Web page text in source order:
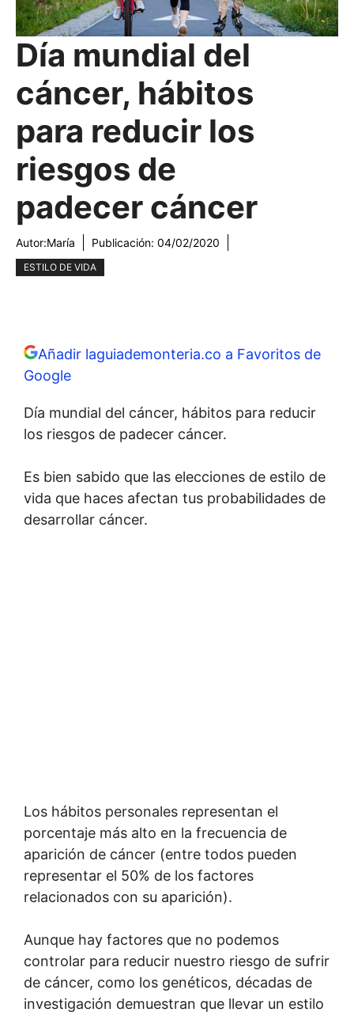
Día mundial del
cáncer, hábitos
para reducir los
riesgos de
padecer cáncer
Autor:María Publicación: 04/02/2020
ESTILO DE VIDA
Añadir laguiademonteria.co a Favoritos de
Google
Día mundial del cáncer, hábitos para reducir
los riesgos de padecer cáncer.
Es bien sabido que las elecciones de estilo de
vida que haces afectan tus probabilidades de
desarrollar cáncer.
Los hábitos personales representan el
porcentaje más alto en la frecuencia de
aparición de cáncer (entre todos pueden
representar el 50% de los factores
relacionados con su aparición).
Aunque hay factores que no podemos
controlar para reducir nuestro riesgo de sufrir
de cáncer, como los genéticos, décadas de
investigación demuestran que llevar un estilo